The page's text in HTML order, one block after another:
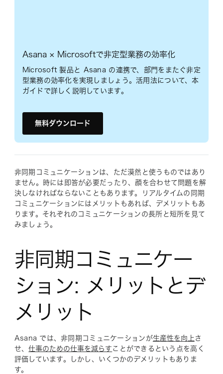
Asana × Microsoftで非定型業務の効率化
Microsoft 製品と Asana の連携で、部門をまたぐ非定
型業務の効率化を実現しましょう。活用法について、本
ガイドで詳しく説明しています。
無料ダウンロード
非同期コミュニケーションは、ただ漠然と使うものではあり
ません。時には即答が必要だったり、顔を合わせて問題を解
決しなければならないこともあります。リアルタイムの同期
コミュニケーションにはメリットもあれば、デメリットもあ
ります。それぞれのコミュニケーションの長所と短所を見て
みましょう。
非同期コミュニケー
ション: メリットとデ
メリット
Asana では、非同期コミュニケーションが生産性を向上 さ
せ、仕事のための仕事を減らす ことができるという点を高く
評価しています。しかし、いくつかのデメリットもありま
す。